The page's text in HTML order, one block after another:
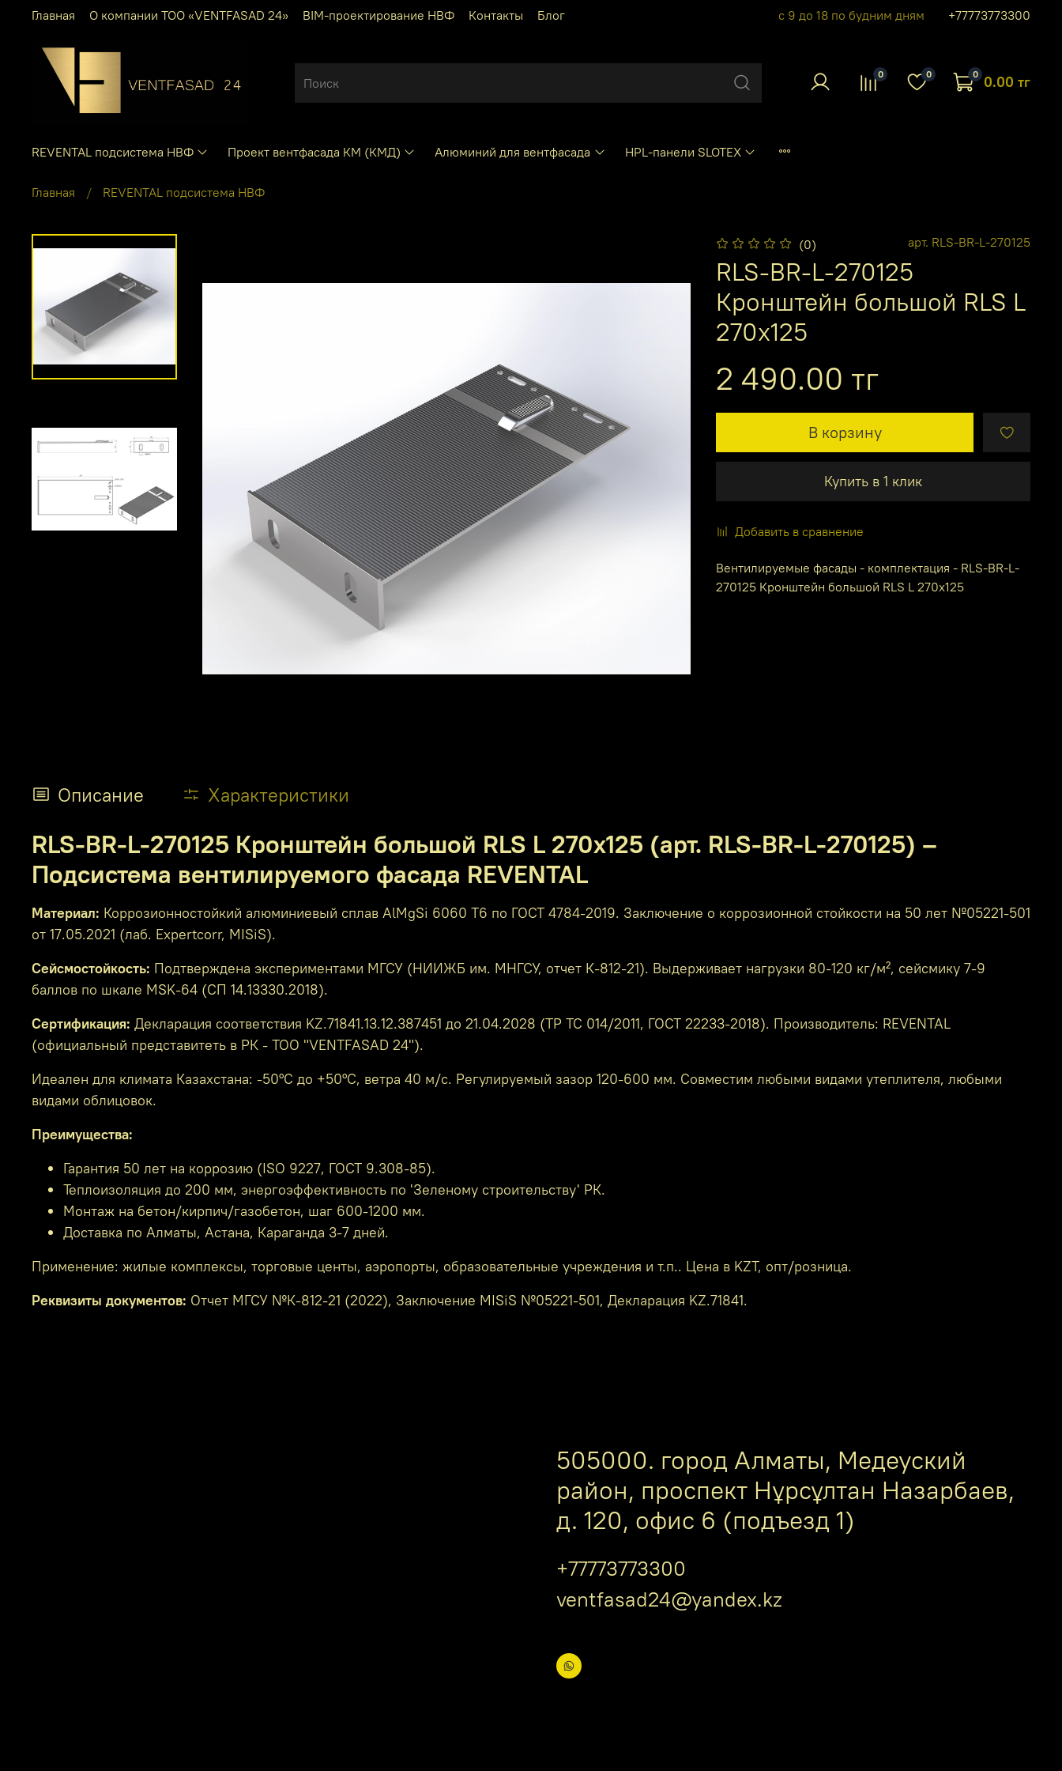
Главная О компании ТОО «VENTFASAD 24» BIM-проектирование НВФ Контакты Блог с 9 до 18 по будним дням +77773773300
0 0 0 0.00 тг
REVENTAL подсистема НВФ Проект вентфасада КМ (КМД) Алюминий для вентфасада HPL-панели SLOTEX
Главная REVENTAL подсистема НВФ
(0) арт. RLS-BR-L-270125
RLS-BR-L-270125
Кронштейн большой RLS L
270x125
2 490.00 тг
В корзину
Купить в 1 клик
Добавить в сравнение
Вентилируемые фасады - комплектация - RLS-BR-L-
270125 Кронштейн большой RLS L 270x125
Описание Характеристики
RLS-BR-L-270125 Кронштейн большой RLS L 270x125 (арт. RLS-BR-L-270125) –
Подсистема вентилируемого фасада REVENTAL
Материал: Коррозионностойкий алюминиевый сплав AlMgSi 6060 T6 по ГОСТ 4784-2019. Заключение о коррозионной стойкости на 50 лет №05221-501
от 17.05.2021 (лаб. Expertcorr, MISiS).
Сейсмостойкость: Подтверждена экспериментами МГСУ (НИИЖБ им. МНГСУ, отчет К-812-21). Выдерживает нагрузки 80-120 кг/м², сейсмику 7-9
баллов по шкале MSK-64 (СП 14.13330.2018).
Сертификация: Декларация соответствия KZ.71841.13.12.387451 до 21.04.2028 (ТР ТС 014/2011, ГОСТ 22233-2018). Производитель: REVENTAL
(официальный представитеть в РК - ТОО "VENTFASAD 24").
Идеален для климата Казахстана: -50°C до +50°C, ветра 40 м/с. Регулируемый зазор 120-600 мм. Совместим любыми видами утеплителя, любыми
видами облицовок.
Преимущества:
Гарантия 50 лет на коррозию (ISO 9227, ГОСТ 9.308-85).
Теплоизоляция до 200 мм, энергоэффективность по 'Зеленому строительству' РК.
Монтаж на бетон/кирпич/газобетон, шаг 600-1200 мм.
Доставка по Алматы, Астана, Караганда 3-7 дней.
Применение: жилые комплексы, торговые центы, аэропорты, образовательные учреждения и т.п.. Цена в KZT, опт/розница.
Реквизиты документов: Отчет МГСУ №К-812-21 (2022), Заключение MISiS №05221-501, Декларация KZ.71841.
505000. город Алматы, Медеуский
район, проспект Нұрсұлтан Назарбаев,
д. 120, офис 6 (подъезд 1)
+77773773300
ventfasad24@yandex.kz